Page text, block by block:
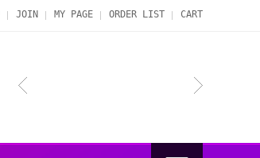
JOIN MY PAGE ORDER LIST CART